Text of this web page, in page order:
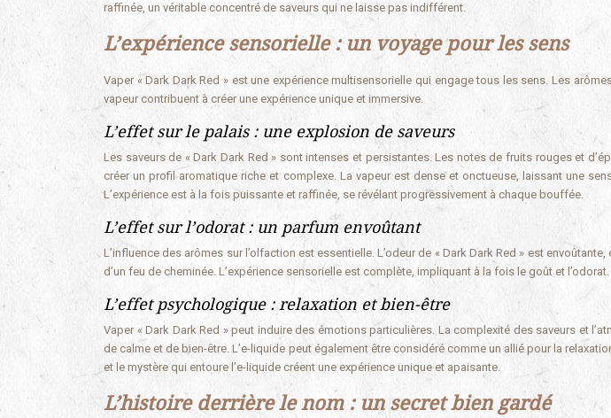
raffinée, un véritable concentré de saveurs qui ne laisse pas indifférent.
L’expérience sensorielle : un voyage pour les sens
Vaper « Dark Dark Red » est une expérience multisensorielle qui engage tous les sens. Les
vapeur contribuent à créer une expérience unique et immersive.
L’effet sur le palais : une explosion de saveurs
Les saveurs de « Dark Dark Red » sont intenses et persistantes. Les notes de fruits rouges et
créer un profil aromatique riche et complexe. La vapeur est dense et onctueuse, laissant une
L’expérience est à la fois puissante et raffinée, se révélant progressivement à chaque bouffée.
L’effet sur l’odorat : un parfum envoûtant
L’influence des arômes sur l’olfaction est essentielle. L’odeur de « Dark Dark Red » est
d’un feu de cheminée. L’expérience sensorielle est complète, impliquant à la fois le goût et l’odorat.
L’effet psychologique : relaxation et bien-être
Vaper « Dark Dark Red » peut induire des émotions particulières. La complexité des saveurs et
de calme et de bien-être. L’e-liquide peut également être considéré comme un allié pour la
et le mystère qui entoure l’e-liquide créent une expérience unique et apaisante.
L’histoire derrière le nom : un secret bien gardé